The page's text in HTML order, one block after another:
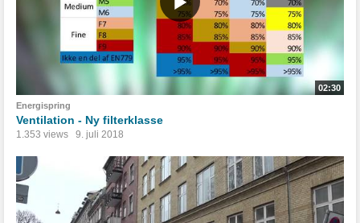
02:30
Energispring
Ventilation - Ny filterklasse
1.353 views 9. juli 2018